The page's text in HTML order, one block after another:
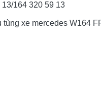
164 320 59 13
xe mercedes W164